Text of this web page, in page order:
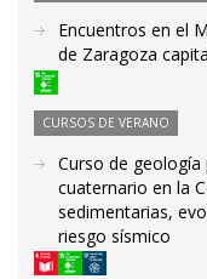
Encuentros en el
de Zaragoza
CURSOS DE VERANO
Curso de
cuaternario en la
sedimentarias,
riesgo sísmico